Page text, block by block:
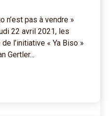
n’est pas à vendre »
22 avril 2021, les
l’initiative « Ya Biso »
Gertler...